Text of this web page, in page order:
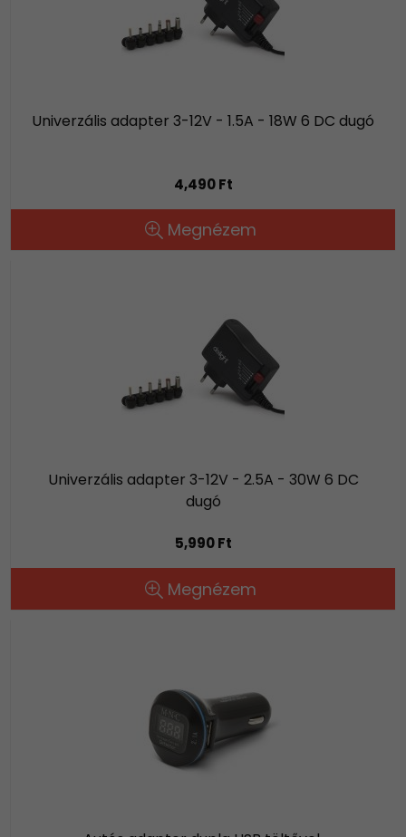
Univerzális adapter 3-12V - 1.5A - 18W 6 DC dugó
4,490 Ft
Megnézem
Univerzális adapter 3-12V - 2.5A - 30W 6 DC
dugó
5,990 Ft
Megnézem